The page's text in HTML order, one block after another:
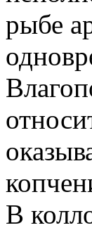
рыбе
В